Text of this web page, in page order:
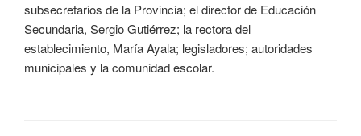
subsecretarios de la Provincia; el director de Educación
Secundaria, Sergio Gutiérrez; la rectora del
establecimiento, María Ayala; legisladores; autoridades
municipales y la comunidad escolar.